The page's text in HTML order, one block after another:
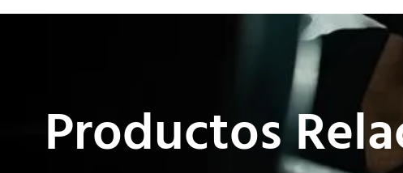
Productos